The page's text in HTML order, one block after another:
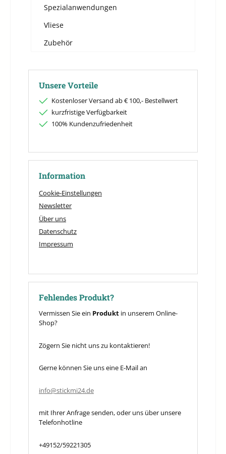
Spezialanwendungen
Vliese
Zubehör
Unsere Vorteile
Kostenloser Versand ab € 100,- Bestellwert
kurzfristige Verfügbarkeit
100% Kundenzufriedenheit
Information
Cookie-Einstellungen
Newsletter
Über uns
Datenschutz
Impressum
Fehlendes Produkt?
Vermissen Sie ein Produkt in unserem Online-
Shop?
Zögern Sie nicht uns zu kontaktieren!
Gerne können Sie uns eine E-Mail an
info@stickmi24.de
mit Ihrer Anfrage senden, oder uns über unsere
Telefonhotline
+49152/59221305